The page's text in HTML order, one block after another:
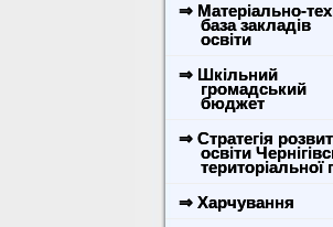
⇒ Матеріально-
база закладів
освіти
⇒ Шкільний
громадський
бюджет
⇒ Стратегія
освіти
територіальної
⇒ Харчування